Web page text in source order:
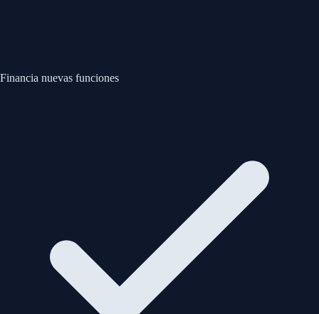
Financia nuevas funciones